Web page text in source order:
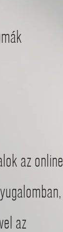
az online
az